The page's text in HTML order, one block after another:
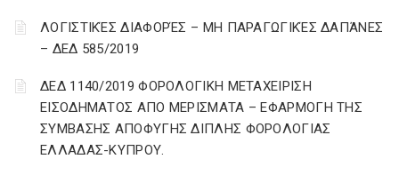
ΛΟΓΙΣΤΙΚΈΣ ΔΙΑΦΟΡΈΣ – ΜΗ ΠΑΡΑΓΩΓΙΚΈΣ ΔΑΠΆΝΕΣ
– ΔΕΔ 585/2019
ΔΕΔ 1140/2019 ΦΟΡΟΛΟΓΙΚΗ ΜΕΤΑΧΕΙΡΙΣΗ
ΕΙΣΟΔΗΜΑΤΟΣ ΑΠΟ ΜΕΡΙΣΜΑΤΑ – ΕΦΑΡΜΟΓΗ ΤΗΣ
ΣΥΜΒΑΣΗΣ ΑΠΟΦΥΓΗΣ ΔΙΠΛΗΣ ΦΟΡΟΛΟΓΙΑΣ
ΕΛΛΑΔΑΣ-ΚΥΠΡΟΥ.